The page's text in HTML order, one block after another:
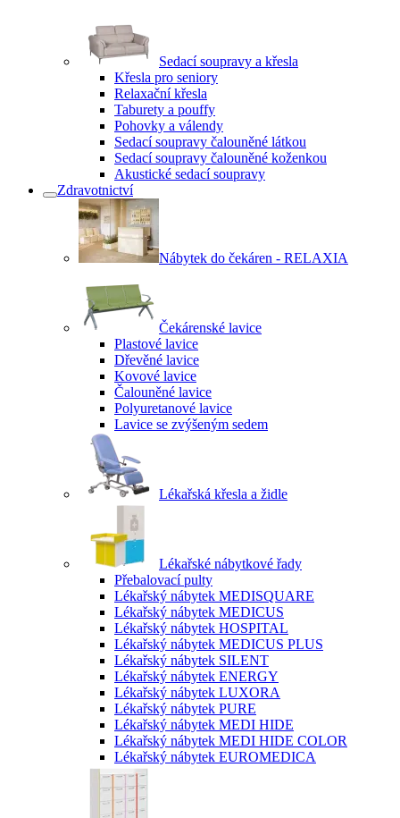
Sedací soupravy a křesla
Křesla pro seniory
Relaxační křesla
Taburety a pouffy
Pohovky a válendy
Sedací soupravy čalouněné látkou
Sedací soupravy čalouněné koženkou
Akustické sedací soupravy
Zdravotnictví
Nábytek do čekáren - RELAXIA
Čekárenské lavice
Plastové lavice
Dřevěné lavice
Kovové lavice
Čalouněné lavice
Polyuretanové lavice
Lavice se zvýšeným sedem
Lékařská křesla a židle
Lékařské nábytkové řady
Přebalovací pulty
Lékařský nábytek MEDISQUARE
Lékařský nábytek MEDICUS
Lékařský nábytek HOSPITAL
Lékařský nábytek MEDICUS PLUS
Lékařský nábytek SILENT
Lékařský nábytek ENERGY
Lékařský nábytek LUXORA
Lékařský nábytek PURE
Lékařský nábytek MEDI HIDE
Lékařský nábytek MEDI HIDE COLOR
Lékařský nábytek EUROMEDICA